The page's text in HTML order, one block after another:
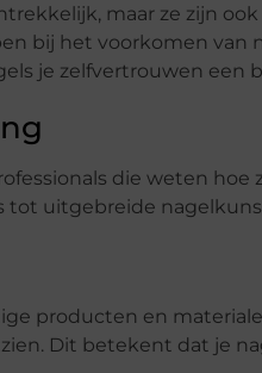
maar ze zijn
bij het voorkomen van
je zelfvertrouwen een
die weten hoe
tot uitgebreide
producten en
Dit betekent dat je